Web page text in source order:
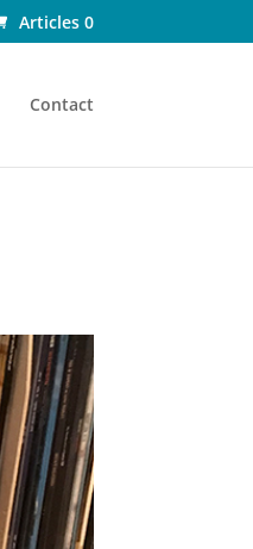
Articles 0
Contact